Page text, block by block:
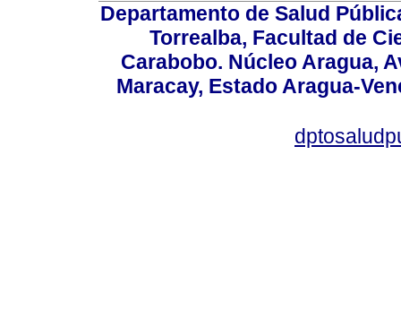
Departamento de Salud
Torrealba, Facultad de
Carabobo. Núcleo Aragua,
Maracay, Estado Aragua-